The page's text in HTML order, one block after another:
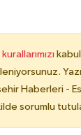
Haberleri -
sorumlu